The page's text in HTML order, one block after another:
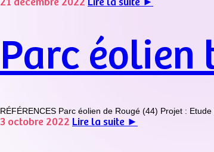
21 décembre 2022 Lire la suite ►
Parc éolien
RÉFÉRENCES Parc éolien de Rougé (44) Projet :
3 octobre 2022 Lire la suite ►